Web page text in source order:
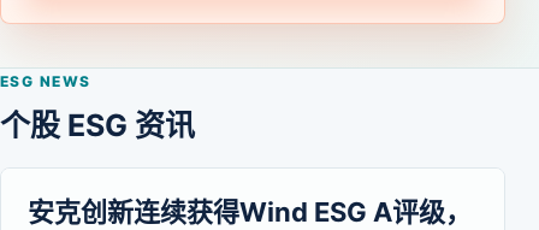
ESG NEWS
个股 ESG 资讯
安克创新连续获得Wind ESG A评级，